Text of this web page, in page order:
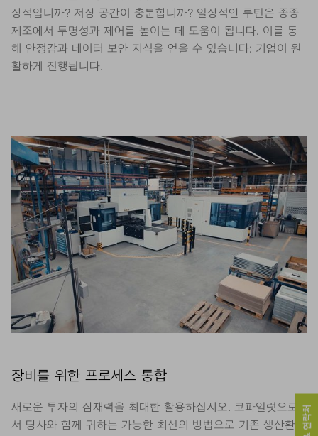
상적입니까? 저장 공간이 충분합니까? 일상적인 루틴은 종종
제조에서 투명성과 제어를 높이는 데 도움이 됩니다. 이를 통
해 안정감과 데이터 보안 지식을 얻을 수 있습니다: 기업이 원
활하게 진행됩니다.
장비를 위한 프로세스 통합
새로운 투자의 잠재력을 최대한 활용하십시오. 코파일럿으로
서 당사와 함께 귀하는 가능한 최선의 방법으로 기존 생산환경